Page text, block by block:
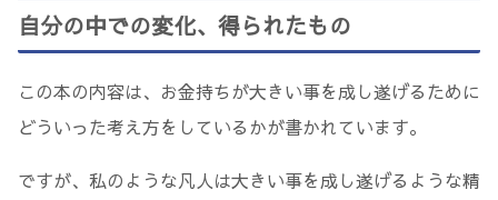
自分の中での変化、得られたもの
この本の内容は、お金持ちが大きい事を成し遂げるために
どういった考え方をしているかが書かれています。
ですが、私のような凡人は大きい事を成し遂げるような精